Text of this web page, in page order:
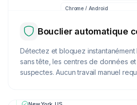
Chrome / Android
Bouclier automatique
Détectez et bloquez instantanément
sans tête, les centres de données et
suspectes. Aucun travail manuel